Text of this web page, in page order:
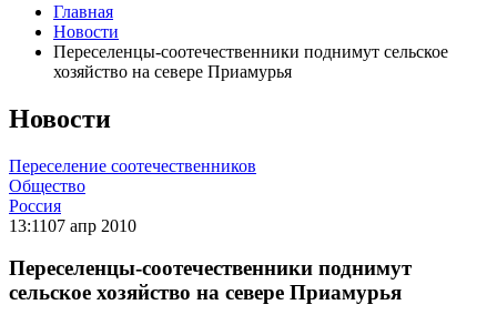
Главная
Новости
Переселенцы-соотечественники поднимут сельское
хозяйство на севере Приамурья
Новости
Переселение соотечественников
Общество
Россия
13:1107 апр 2010
Переселенцы-соотечественники поднимут
сельское хозяйство на севере Приамурья